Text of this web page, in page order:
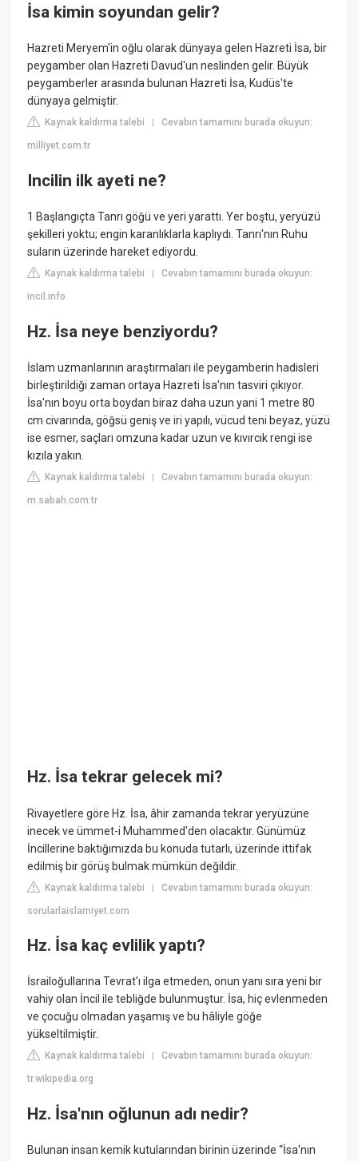
İsa kimin soyundan gelir?
Hazreti Meryem'in oğlu olarak dünyaya gelen Hazreti İsa, bir
peygamber olan Hazreti Davud'un neslinden gelir. Büyük
peygamberler arasında bulunan Hazreti İsa, Kudüs'te
dünyaya gelmiştir.
Kaynak kaldırma talebi |Cevabın tamamını burada okuyun:
milliyet.com.tr
Incilin ilk ayeti ne?
1 Başlangıçta Tanrı göğü ve yeri yarattı. Yer boştu, yeryüzü
şekilleri yoktu; engin karanlıklarla kaplıydı. Tanrı'nın Ruhu
suların üzerinde hareket ediyordu.
Kaynak kaldırma talebi |Cevabın tamamını burada okuyun:
incil.info
Hz. İsa neye benziyordu?
İslam uzmanlarının araştırmaları ile peygamberin hadisleri
birleştirildiği zaman ortaya Hazreti İsa'nın tasviri çıkıyor.
İsa'nın boyu orta boydan biraz daha uzun yani 1 metre 80
cm civarında, göğsü geniş ve iri yapılı, vücud teni beyaz, yüzü
ise esmer, saçları omzuna kadar uzun ve kıvırcık rengi ise
kızıla yakın.
Kaynak kaldırma talebi |Cevabın tamamını burada okuyun:
m.sabah.com.tr
Hz. İsa tekrar gelecek mi?
Rivayetlere göre Hz. İsa, âhir zamanda tekrar yeryüzüne
inecek ve ümmet-i Muhammed'den olacaktır. Günümüz
İncillerine baktığımızda bu konuda tutarlı, üzerinde ittifak
edilmiş bir görüş bulmak mümkün değildir.
Kaynak kaldırma talebi |Cevabın tamamını burada okuyun:
sorularlaislamiyet.com
Hz. İsa kaç evlilik yaptı?
İsrailoğullarına Tevrat'ı ilga etmeden, onun yanı sıra yeni bir
vahiy olan İncil ile tebliğde bulunmuştur. İsa, hiç evlenmeden
ve çocuğu olmadan yaşamış ve bu hâliyle göğe
yükseltilmiştir.
Kaynak kaldırma talebi |Cevabın tamamını burada okuyun:
tr.wikipedia.org
Hz. İsa'nın oğlunun adı nedir?
Bulunan insan kemik kutularından birinin üzerinde “İsa'nın